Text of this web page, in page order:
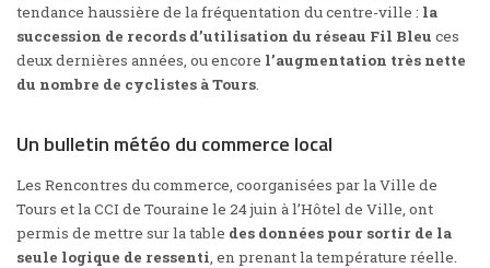
tendance haussière de la fréquentation du centre-ville : la
succession de records d’utilisation du réseau Fil Bleu ces
deux dernières années, ou encore l’augmentation très nette
du nombre de cyclistes à Tours.
Un bulletin météo du commerce local
Les Rencontres du commerce, coorganisées par la Ville de
Tours et la CCI de Touraine le 24 juin à l’Hôtel de Ville, ont
permis de mettre sur la table des données pour sortir de la
seule logique de ressenti, en prenant la température réelle.